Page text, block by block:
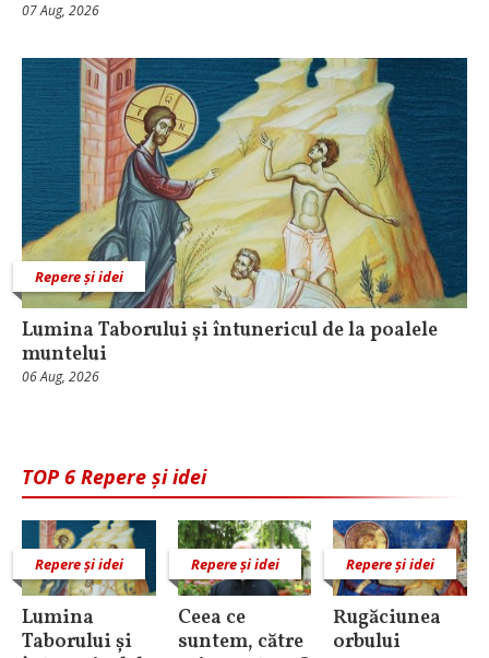
07 Aug, 2026
Repere și idei
Lumina Taborului și întunericul de la poalele
muntelui
06 Aug, 2026
TOP 6 Repere și idei
Repere și idei
Lumina
Taborului și
Repere și idei
Ceea ce
suntem, către
Repere și idei
Rugăciunea
orbului